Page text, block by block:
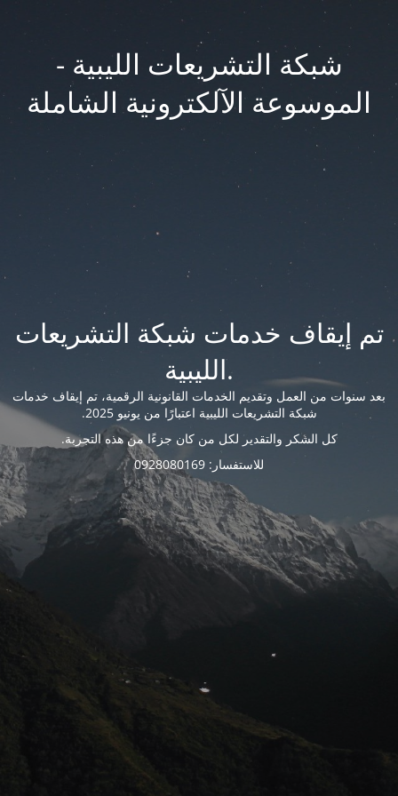
شبكة التشريعات الليبية -
الموسوعة الآلكترونية الشاملة
تم إيقاف خدمات شبكة التشريعات
الليبية.
بعد سنوات من العمل وتقديم الخدمات القانونية الرقمية، تم إيقاف خدمات
شبكة التشريعات الليبية اعتبارًا من يونيو 2025.
كل الشكر والتقدير لكل من كان جزءًا من هذه التجربة.
للاستفسار: 0928080169